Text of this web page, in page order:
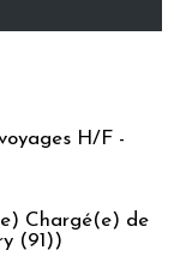
H/F -
Chargé(e) de
(91))